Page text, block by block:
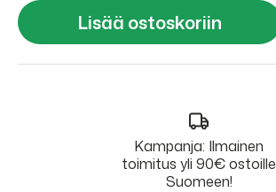
Lisää ostoskoriin
Kampanja: Ilmainen
toimitus yli 90€ ostoille
Suomeen!